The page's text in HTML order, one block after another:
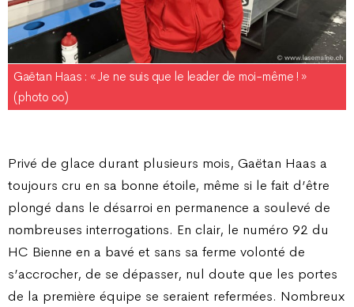
Gaëtan Haas : « Je ne suis que le leader de moi-même ! »
(photo oo)
Privé de glace durant plusieurs mois, Gaëtan Haas a
toujours cru en sa bonne étoile, même si le fait d’être
plongé dans le désarroi en permanence a soulevé de
nombreuses interrogations. En clair, le numéro 92 du
HC Bienne en a bavé et sans sa ferme volonté de
s’accrocher, de se dépasser, nul doute que les portes
de la première équipe se seraient refermées. Nombreux